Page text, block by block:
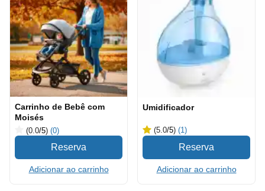
Carrinho de Bebê com
Moisés
(0.0/5) (0)
Adicionar ao carrinho
Umidificador
(5.0/5) (1)
Adicionar ao carrinho